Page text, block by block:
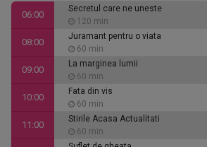
06:00
Secretul care ne uneste
120 min
08:00
Juramant pentru o viata
60 min
09:00
La marginea lumii
60 min
10:00
Fata din vis
60 min
11:00
Stirile Acasa Actualitati
60 min